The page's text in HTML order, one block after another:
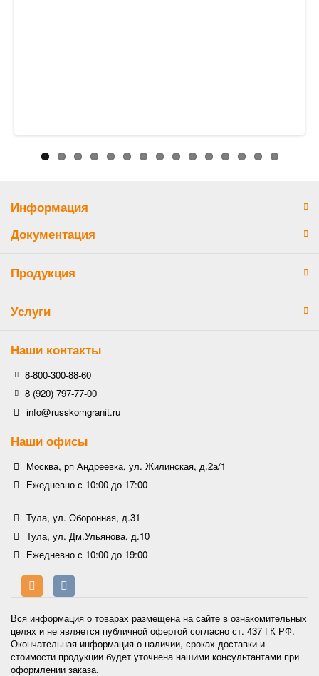
Информация
Документация
Продукция
Услуги
Наши контакты
8-800-300-88-60
8 (920) 797-77-00
info@russkomgranit.ru
Наши офисы
Москва, рп Андреевка, ул. Жилинская, д.2а/1
Ежедневно с 10:00 до 17:00
Тула, ул. Оборонная, д.31
Тула, ул. Дм.Ульянова, д.10
Ежедневно с 10:00 до 19:00
Вся информация о товарах размещена на сайте в ознакомительных
целях и не является публичной офертой согласно ст. 437 ГК РФ.
Окончательная информация о наличии, сроках доставки и
стоимости продукции будет уточнена нашими консультантами при
оформлении заказа.